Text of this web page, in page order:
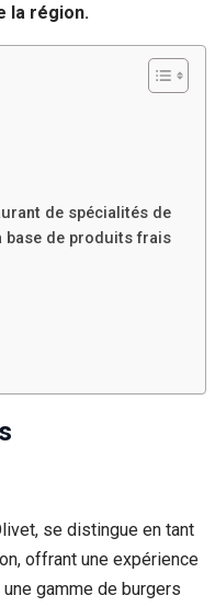
la région.
de spécialités de
base de produits frais
se distingue en tant
offrant une expérience
gamme de burgers